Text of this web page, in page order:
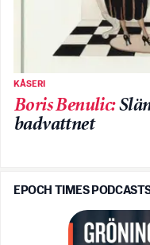
KÅSERI
Boris Benulic:
badvattnet
EPOCH TIMES